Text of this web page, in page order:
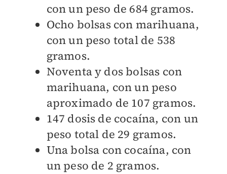
con un peso de 684 gramos.
Ocho bolsas con marihuana,
con un peso total de 538
gramos.
Noventa y dos bolsas con
marihuana, con un peso
aproximado de 107 gramos.
147 dosis de cocaína, con un
peso total de 29 gramos.
Una bolsa con cocaína, con
un peso de 2 gramos.